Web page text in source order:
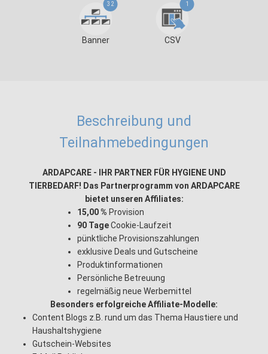
32
Banner
1
CSV
Beschreibung und
Teilnahmebedingungen
ARDAPCARE - IHR PARTNER FÜR HYGIENE UND
TIERBEDARF! Das Partnerprogramm von ARDAPCARE
bietet unseren Affiliates:
15,00 % Provision
90 TageCookie-Laufzeit
pünktliche Provisionszahlungen
exklusive Deals und Gutscheine
Produktinformationen
Persönliche Betreuung
regelmäßig neue Werbemittel
Besonders erfolgreiche Affiliate-Modelle:
Content Blogs z.B. rund um das Thema Haustiere und
Haushaltshygiene
Gutschein-Websites